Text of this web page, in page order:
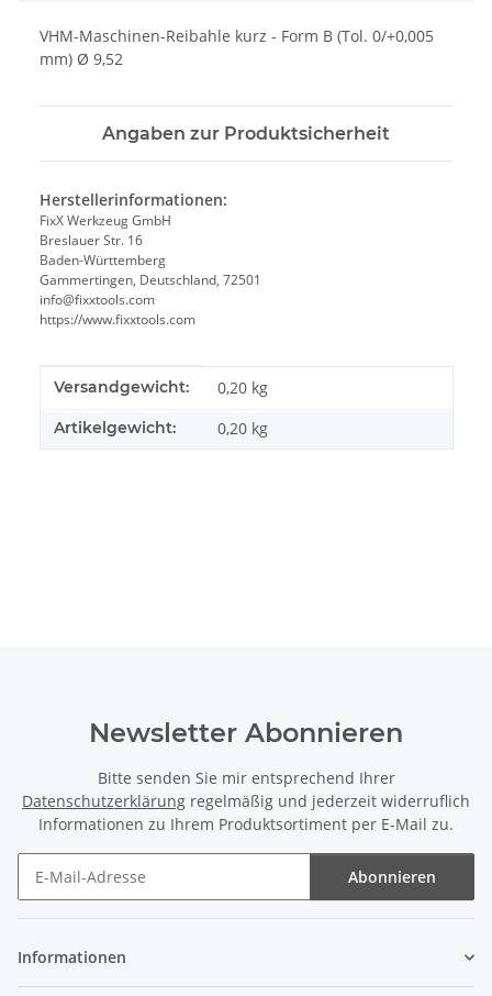
VHM-Maschinen-Reibahle kurz - Form B (Tol. 0/+0,005
mm) Ø 9,52
Angaben zur Produktsicherheit
Herstellerinformationen:
FixX Werkzeug GmbH
Breslauer Str. 16
Baden-Württemberg
Gammertingen, Deutschland, 72501
info@fixxtools.com
https://www.fixxtools.com
Produkteigenschaft
Wert
Versandgewicht: 0,20 kg
Artikelgewicht: 0,20 kg
Newsletter Abonnieren
Bitte senden Sie mir entsprechend Ihrer
Datenschutzerklärung regelmäßig und jederzeit widerruflich
Informationen zu Ihrem Produktsortiment per E-Mail zu.
Abonnieren
Informationen